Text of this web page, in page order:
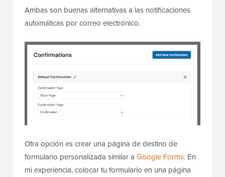
Ambas son buenas alternativas a las notificaciones
automáticas por correo electrónico.
Otra opción es crear una página de destino de
formulario personalizada similar a Google Forms. En
mi experiencia, colocar tu formulario en una página